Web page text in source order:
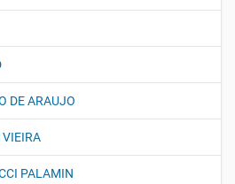
DE ARAUJO
VIEIRA
PALAMIN